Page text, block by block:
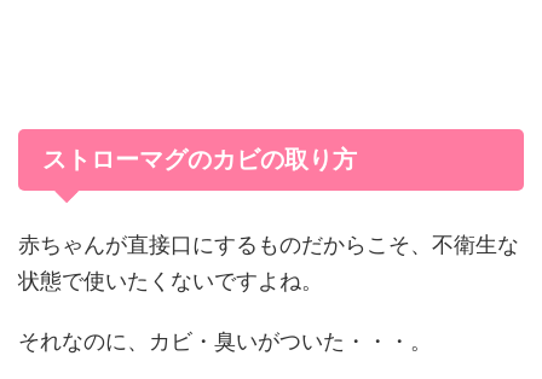
ストローマグのカビの取り方
赤ちゃんが直接口にするものだからこそ、不衛生な
状態で使いたくないですよね。
それなのに、カビ・臭いがついた・・・。